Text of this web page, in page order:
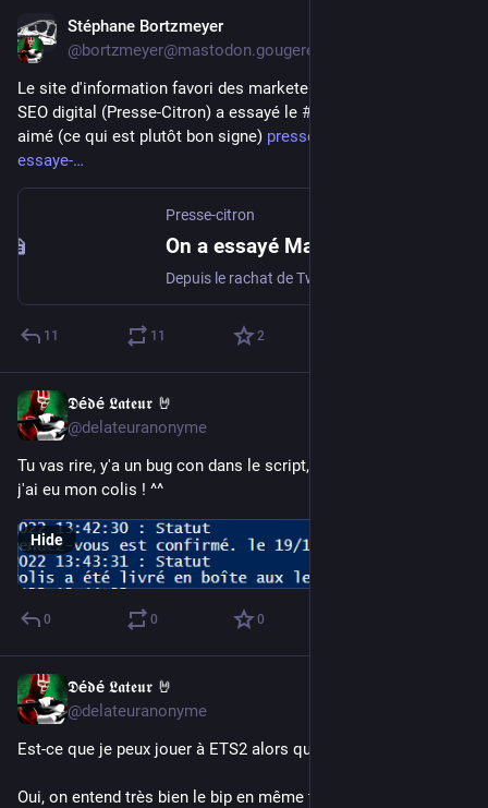
Stéphane Bortzmeyer
@bortzmeyer@mastodon.gougere.fr
Le site d'information favori des marketeux technophiles du
SEO digital (Presse-Citron) a essayé le #
aimé (ce qui est plutôt bon signe) presse-citron.net/on-a-
essaye-
Presse-citron
11 11 2
𝕯é𝖉é 𝕷𝖆𝖙𝖊𝖚𝖗 🤘
@delateuranonyme
Tu vas rire, y'a un bug con dans le script, mais bon, m'en fous
j'ai eu mon colis ! ^^
Hide
0 0 0
𝕯é𝖉é 𝕷𝖆𝖙𝖊𝖚𝖗 🤘
@delateuranonyme
Est-ce que je peux jouer à ETS2 alors que ce script tourne ?
Oui, on entend très bien le bip en même temps qu'on roule !